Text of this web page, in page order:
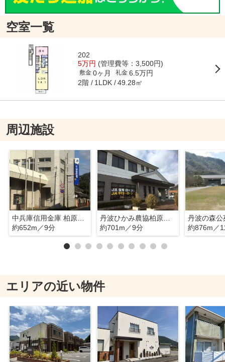
空室一覧
202
5万円 (管理費等：3,500円)
敷金 0ヶ月 礼金 6.5万円
2階 1LDK 49.28㎡
周辺施設
中兵庫信用金庫 柏原支店
約652m／9分
丹波ひかみ農協柏原支店
約701m／9分
丹波の森公
約876m／
エリアの近い物件